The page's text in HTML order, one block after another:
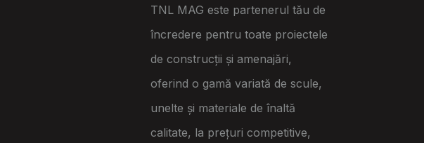
TNL MAG este partenerul tău de
încredere pentru toate proiectele
de construcții și amenajări,
oferind o gamă variată de scule,
unelte și materiale de înaltă
calitate, la prețuri competitive,